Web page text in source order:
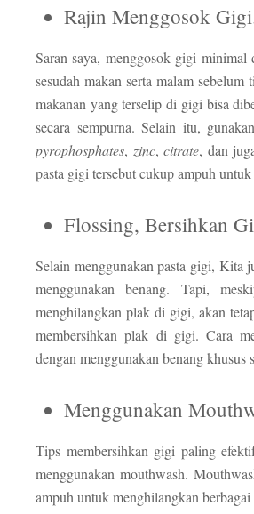
Rajin Menggosok
Saran saya, menggosok gigi
sesudah makan serta malam
makanan yang terselip di gigi bisa
secara sempurna. Selain itu,
pyrophosphates, zinc, citrate, dan
pasta gigi tersebut cukup ampuh
Flossing, Bersihkan
Selain menggunakan pasta gigi, Kita
menggunakan benang. Tapi,
menghilangkan plak di gigi, akan
membersihkan plak di gigi. Cara
dengan menggunakan benang khusus
Menggunakan
Tips membersihkan gigi paling
menggunakan mouthwash.
ampuh untuk menghilangkan